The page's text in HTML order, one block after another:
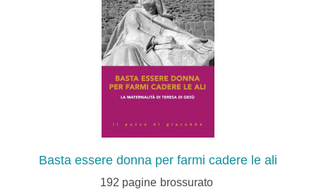
Basta essere donna per farmi cadere le ali
192 pagine brossurato